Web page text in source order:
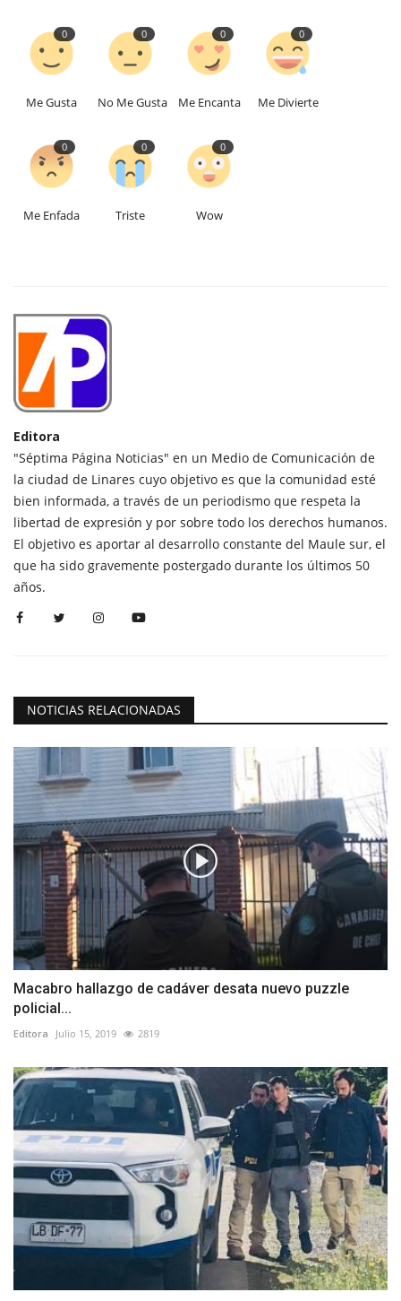
0
Me Gusta
0
No Me Gusta
0
Me Encanta
0
Me Divierte
0
Me Enfada
0
Triste
0
Wow
Editora
"Séptima Página Noticias" en un Medio de Comunicación de
la ciudad de Linares cuyo objetivo es que la comunidad esté
bien informada, a través de un periodismo que respeta la
libertad de expresión y por sobre todo los derechos humanos.
El objetivo es aportar al desarrollo constante del Maule sur, el
que ha sido gravemente postergado durante los últimos 50
años.
NOTICIAS RELACIONADAS
Macabro hallazgo de cadáver desata nuevo puzzle
policial...
Editora Julio 15, 2019 2819